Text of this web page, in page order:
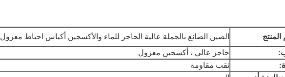
المنتج
الصين الصانع بالجملة عالية الحاجز للماء والأكسجين أكياس احباط معزول
حاجز عالي ، أكسجين معزول
ثقب مقاومة